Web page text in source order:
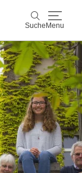
Suche Menu
Suche